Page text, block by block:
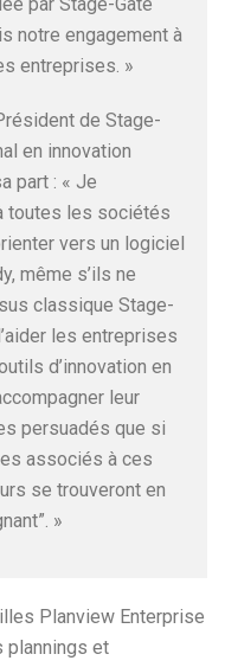
notre engagement à
entreprises. »
de Stage-
en innovation
part : « Je
toutes les sociétés
vers un logiciel
même s’ils ne
classique Stage-
les entreprises
d’innovation en
leur
persuadés que si
associés à ces
se trouveront en
»
Planview Enterprise
plannings et